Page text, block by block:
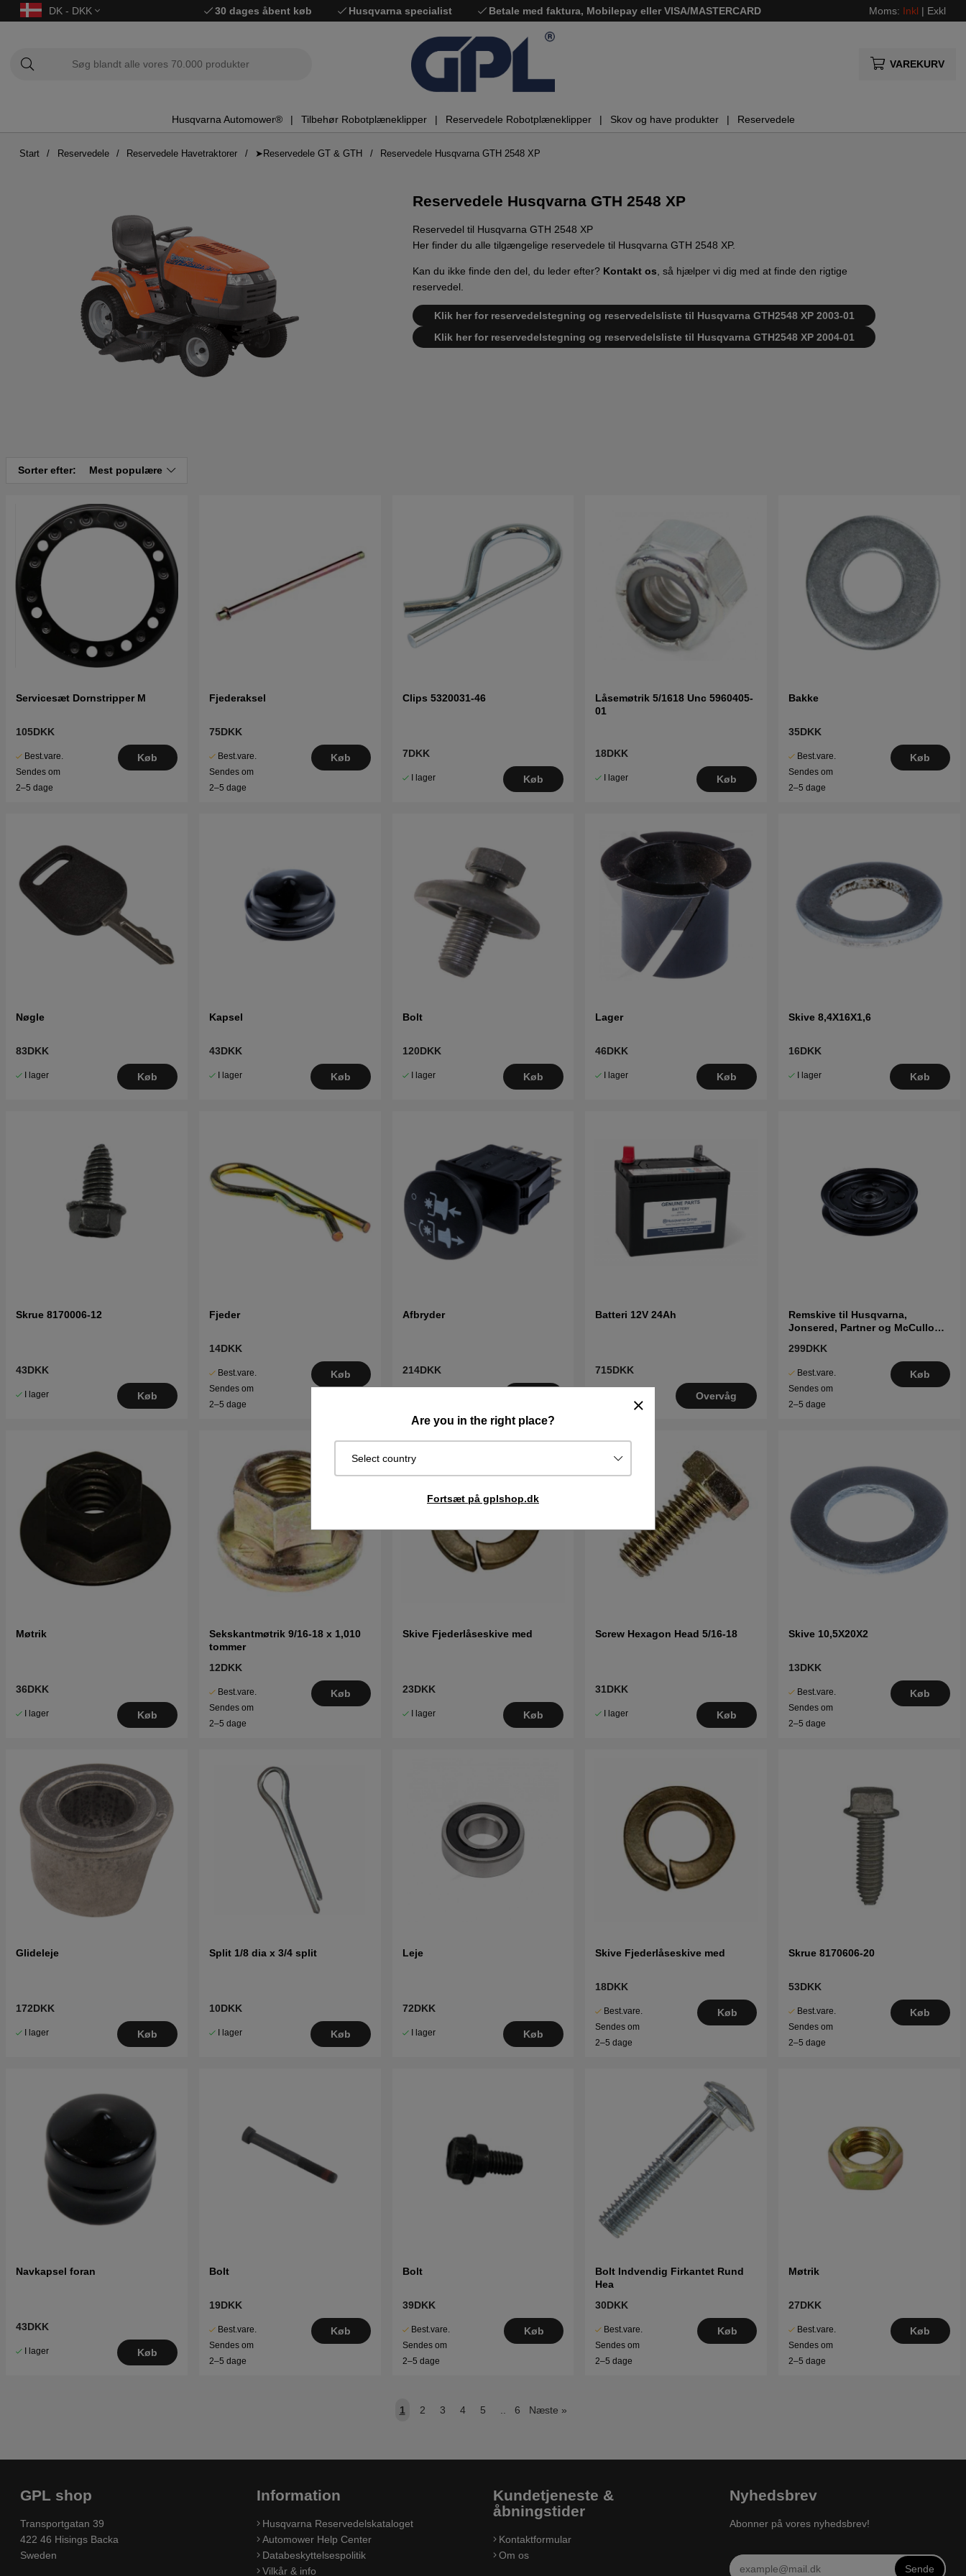
DK - DKK 30 dages åbent køb Husqvarna specialist Betale med faktura, Mobilepay eller VISA/MASTERCARD Moms: Inkl | Exkl
VAREKURV
Husqvarna Automower® Tilbehør Robotplæneklipper Reservedele Robotplæneklipper Skov og have produkter Reservedele
Are you in the right place?
Select country
Fortsæt på gplshop.dk
Start Reservedele Reservedele Havetraktorer ➤Reservedele GT & GTH Reservedele Husqvarna GTH 2548 XP
Reservedele Husqvarna GTH 2548 XP
Reservedel til Husqvarna GTH 2548 XP
Her finder du alle tilgængelige reservedele til Husqvarna GTH 2548 XP.
Kan du ikke finde den del, du leder efter? Kontakt os, så hjælper vi dig med at finde den rigtige
reservedel.
Klik her for reservedelstegning og reservedelsliste til Husqvarna GTH2548 XP 2003-01
Klik her for reservedelstegning og reservedelsliste til Husqvarna GTH2548 XP 2004-01
Sorter efter: Mest populære
Servicesæt Dornstripper M
105DKK
Best.vare.
Sendes om
2–5 dage
Køb
Fjederaksel
75DKK
Best.vare.
Sendes om
2–5 dage
Køb
Clips 5320031-46
7DKK
I lager Køb
Låsemøtrik 5/1618 Unc 5960405-
01
18DKK
I lager Køb
Bakke
35DKK
Best.vare.
Sendes om
2–5 dage
Køb
Nøgle
83DKK
I lager Køb
Kapsel
43DKK
I lager Køb
Bolt
120DKK
I lager Køb
Lager
46DKK
I lager Køb
Skive 8,4X16X1,6
16DKK
I lager Køb
Skrue 8170006-12
43DKK
I lager Køb
Fjeder
14DKK
Best.vare.
Sendes om
2–5 dage
Køb
Afbryder
214DKK
Batteri 12V 24Ah
715DKK
Overvåg
Remskive til Husqvarna,
Jonsered, Partner og McCulloch
299DKK
Best.vare.
Sendes om
2–5 dage
Køb
Møtrik
36DKK
I lager Køb
Sekskantmøtrik 9/16-18 x 1,010
tommer
12DKK
Best.vare.
Sendes om
2–5 dage
Køb
Skive Fjederlåseskive med
23DKK
I lager Køb
Screw Hexagon Head 5/16-18
31DKK
I lager Køb
Skive 10,5X20X2
13DKK
Best.vare.
Sendes om
2–5 dage
Køb
Glideleje
172DKK
I lager Køb
Split 1/8 dia x 3/4 split
10DKK
I lager Køb
Leje
72DKK
I lager Køb
Skive Fjederlåseskive med
18DKK
Best.vare.
Sendes om
2–5 dage
Køb
Skrue 8170606-20
53DKK
Best.vare.
Sendes om
2–5 dage
Køb
Navkapsel foran
43DKK
I lager Køb
Bolt
19DKK
Best.vare.
Sendes om
2–5 dage
Køb
Bolt
39DKK
Best.vare.
Sendes om
2–5 dage
Køb
Bolt Indvendig Firkantet Rund
Hea
30DKK
Best.vare.
Sendes om
2–5 dage
Køb
Møtrik
27DKK
Best.vare.
Sendes om
2–5 dage
Køb
1 2 3 4 5 .. 6 Næste »
GPL shop
Transportgatan 39
422 46 Hisings Backa
Sweden
Information
Husqvarna Reservedelskataloget
Automower Help Center
Databeskyttelsespolitik
Vilkår & info
Kundetjeneste &
åbningstider
Kontaktformular
Om os
Nyhedsbrev
Abonner på vores nyhedsbrev!
Sende